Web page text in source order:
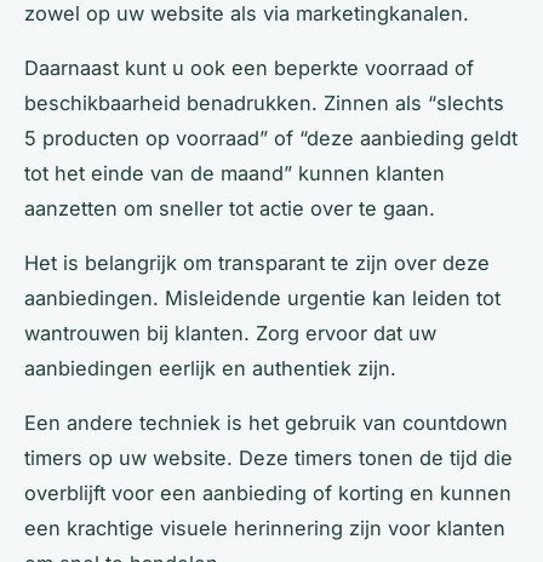
zowel op uw website als via marketingkanalen.
Daarnaast kunt u ook een beperkte voorraad of
beschikbaarheid benadrukken. Zinnen als “slechts
5 producten op voorraad” of “deze aanbieding geldt
tot het einde van de maand” kunnen klanten
aanzetten om sneller tot actie over te gaan.
Het is belangrijk om transparant te zijn over deze
aanbiedingen. Misleidende urgentie kan leiden tot
wantrouwen bij klanten. Zorg ervoor dat uw
aanbiedingen eerlijk en authentiek zijn.
Een andere techniek is het gebruik van countdown
timers op uw website. Deze timers tonen de tijd die
overblijft voor een aanbieding of korting en kunnen
een krachtige visuele herinnering zijn voor klanten